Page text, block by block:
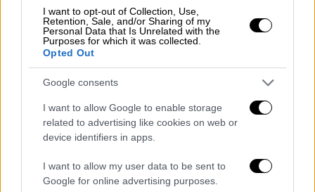
I want to opt-out of Collection, Use,
Retention, Sale, and/or Sharing of my
Personal Data that Is Unrelated with the
Purposes for which it was collected.
Opted Out
Google consents
I want to allow Google to enable storage
related to advertising like cookies on web or
device identifiers in apps.
I want to allow my user data to be sent to
Google for online advertising purposes.
Αλβανίας, Ουκρανίας, Αιθιοπίας, Σουδάν,
Νοτίου Αφρικής, Αφγανιστάν, Αιγύπτου,
Σενεγάλης, Πακιστάν, Κονγκό και Γεωργίας
Γεύσεις
13:00-21:00 Τραπέζια με γεύσεις, ποτά και
καφέ από τις κοινότητες της Αλβανίας,
Ουκρανίας, Αιθιοπίας, Αιγύπτου, Σουδάν,
Αφγανιστάν, Σενεγάλη, Κονγκό, Νιγηρία και
Μουσική και χορός